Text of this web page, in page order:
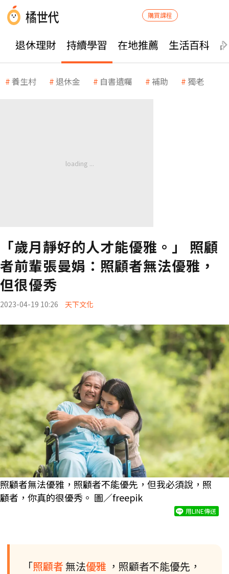
購買課程
退休理財 持續學習 在地推薦 生活百科
養生村 退休金 自書遺囑 補助 獨老
「歲月靜好的人才能優雅。」 照顧
者前輩張曼娟：照顧者無法優雅，
但很優秀
2023-04-19 10:26 天下文化
照顧者無法優雅，照顧者不能優先，但我必須說，照
顧者，你真的很優秀。 圖／freepik
用LINE傳送
「照顧者 無法優雅 ，照顧者不能優先，